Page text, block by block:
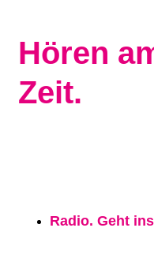
Hören
Zeit.
Radio. Geht